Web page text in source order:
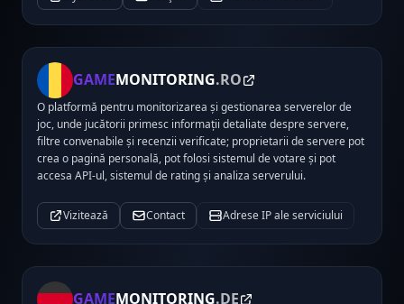
GAMEMONITORING.RO
O platformă pentru monitorizarea și gestionarea serverelor de
joc, unde jucătorii primesc informații detaliate despre servere,
filtre convenabile și recenzii verificate; proprietarii de servere pot
crea o pagină personală, pot folosi sistemul de votare și pot
accesa API-ul, sistemul de rating și analiza serverului.
Vizitează Contact Adrese IP ale serviciului
GAMEMONITORING.DE